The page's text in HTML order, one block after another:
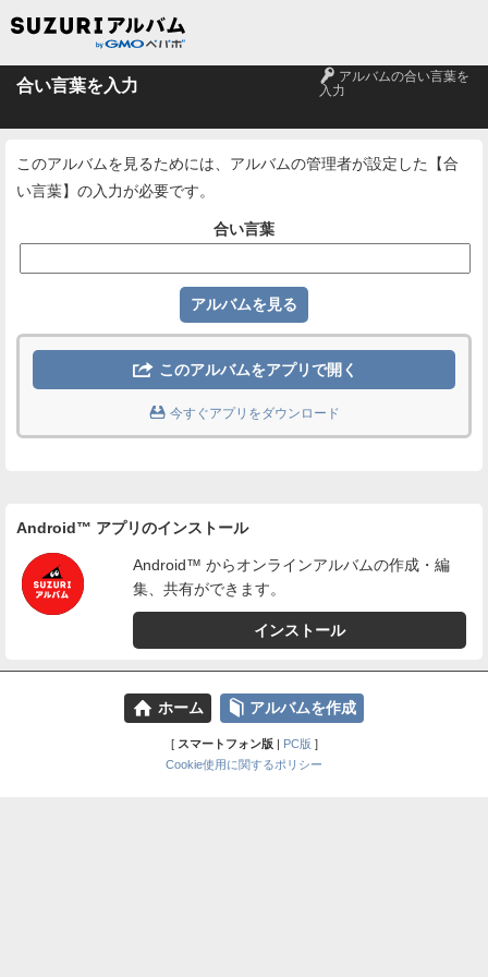
合い言葉を入力 🔑 アルバムの合い言葉を
入力
このアルバムを見るためには、アルバムの管理者が設定した【合
い言葉】の入力が必要です。
合い言葉
 このアルバムをアプリで開く
 今すぐアプリをダウンロード
Android™ アプリのインストール
Android™ からオンラインアルバムの作成・編
集、共有ができます。
インストール
⌂ ホーム 📕 アルバムを作成
[ スマートフォン版| PC版 ]
Cookie使用に関するポリシー